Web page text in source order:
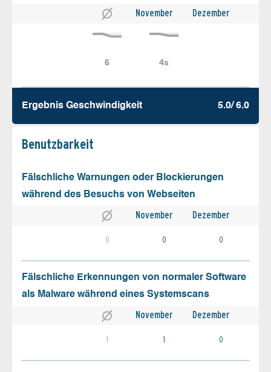
November Dezember
Ergebnis Geschw­indigkeit 5.0/ 6.0
Benutz­barkeit
Fälschliche Warnungen oder Blockierungen
während des Besuchs von Webseiten
November Dezember
0 0 0
Fälschliche Erkennungen von normaler Software
als Malware während eines Systemscans
November Dezember
1 1 0